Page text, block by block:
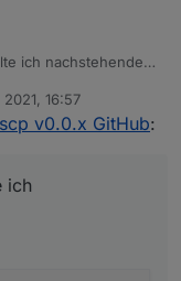
ich nachstehende
2021, 16:57
v0.0.x GitHub:
ich